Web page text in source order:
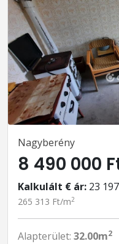
Nagyberény
8 490 000
Kalkulált € ár: 23
265 313 Ft/m2
Alapterület: 32.00m2